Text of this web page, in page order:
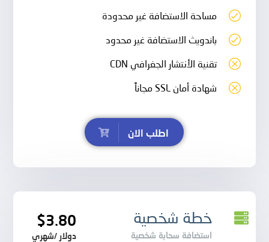
مساحة الاستضافة غير محدودة
باندويث الاستضافة غير محدود
تقنية الأنتشار الجغرافي CDN
شهادة أمان SSL مجاناً
اطلب الان
خطة شخصية
استضافة سحابة شخصية
$3.80
دولار /شهري